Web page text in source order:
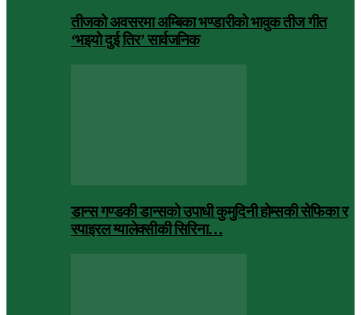
तीजको अवसरमा अम्बिका भण्डारीको भावुक तीज गीत
‘भइयो दुई तिर’ सार्वजनिक
डान्स गण्डकी डान्सको उपाधी कुमुदिनी होम्सकी सेफिका र
स्पाइरल ग्यालेक्सीकी सिरिना…